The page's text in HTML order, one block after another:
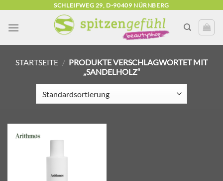
springen
SCHLEIFWEG 29, D-90409 NÜRNBERG
STARTSEITE / PRODUKTE VERSCHLAGWORTET MIT
„SANDELHOLZ“